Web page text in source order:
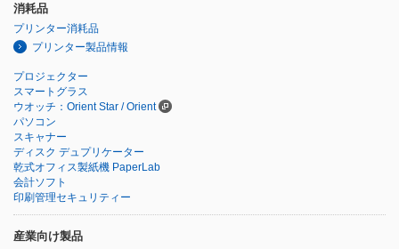
消耗品
プリンター消耗品
プリンター製品情報
プロジェクター
スマートグラス
ウオッチ：Orient Star / Orient
パソコン
スキャナー
ディスク デュプリケーター
乾式オフィス製紙機 PaperLab
会計ソフト
印刷管理セキュリティー
産業向け製品